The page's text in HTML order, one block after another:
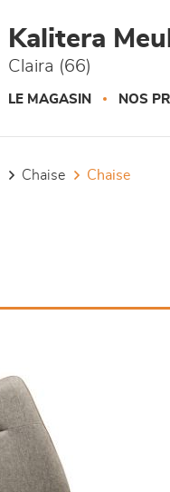
Kalitera
Claira (66)
LE MAGASIN NOS
chaise chaise